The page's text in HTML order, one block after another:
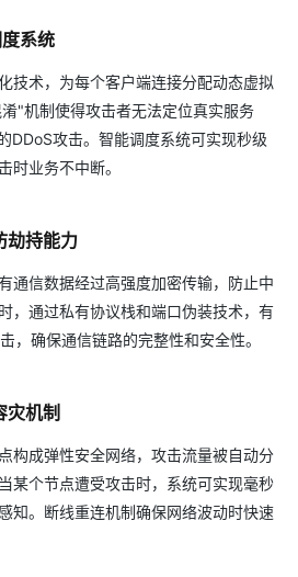
系统
技术，为每个客户端连接分配动态虚拟
"机制使得攻击者无法定位真实服务
DDoS攻击。智能调度系统可实现秒级
时业务不中断。
劫持能力
通信数据经过高强度加密传输，防止中
，通过私有协议栈和端口伪装技术，有
，确保通信链路的完整性和安全性。
灾机制
构成弹性安全网络，攻击流量被自动分
某个节点遭受攻击时，系统可实现毫秒
知。断线重连机制确保网络波动时快速